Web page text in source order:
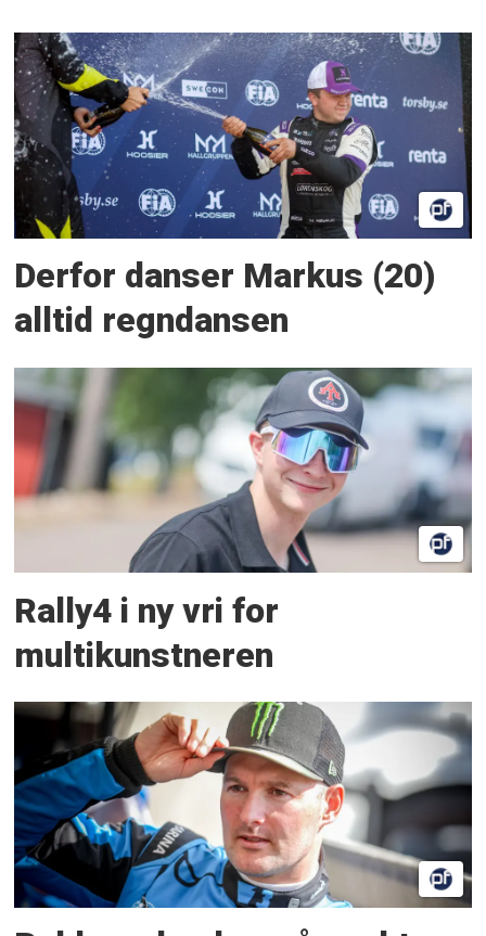
Derfor danser Markus (20)
alltid regndansen
Rally4 i ny vri for
multikunstneren